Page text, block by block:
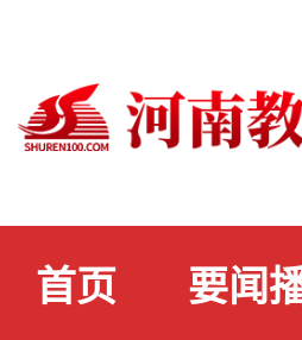
首页 要闻